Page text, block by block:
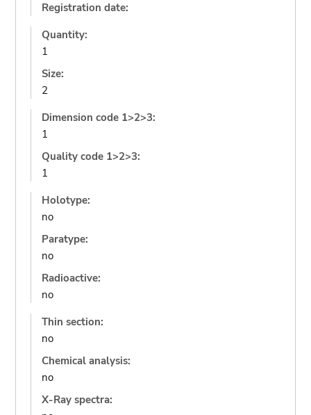
Registration date:
Quantity:
1
Size:
2
Dimension code 1>2>3:
1
Quality code 1>2>3:
1
Holotype:
no
Paratype:
no
Radioactive:
no
Thin section:
no
Chemical analysis:
no
X-Ray spectra: